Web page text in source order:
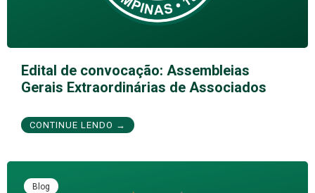
Edital de convocação: Assembleias
Gerais Extraordinárias de Associados
CONTINUE LENDO →
Blog